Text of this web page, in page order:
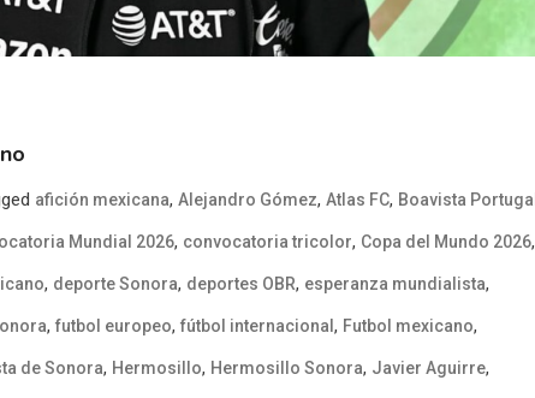
afición mexicana, Alejandro Gómez, Atlas FC, Boavista Portugal
Mundial 2026, convocatoria tricolor, Copa del Mundo 2026,
, deporte Sonora, deportes OBR, esperanza mundialista,
, futbol europeo, fútbol internacional , Futbol mexicano,
de Sonora, Hermosillo, Hermosillo Sonora, Javier Aguirre,